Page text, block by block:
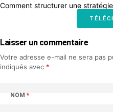
Comment structurer une
Laisser un commentaire
Votre adresse e-mail ne sera pas
indiqués avec *
NOM *